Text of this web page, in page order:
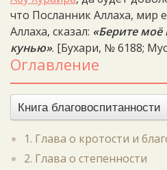
что Посланник Аллаха, мир
Аллаха, сказал: «Берите
кунью». [Бухари, № 6188;
Оглавление
Книга благовоспитанности
1. Глава о кротости и
2. Глава о степенности